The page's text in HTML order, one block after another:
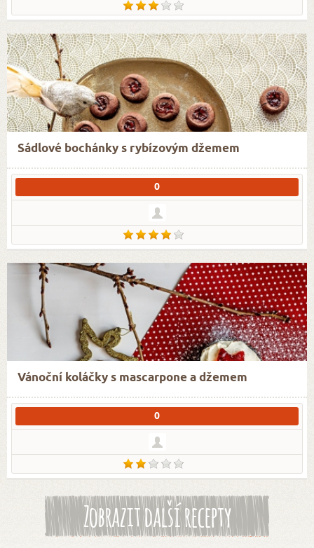
Sádlové bochánky s rybízovým džemem
0
Vánoční koláčky s mascarpone a džemem
0
Zobrazit další recepty